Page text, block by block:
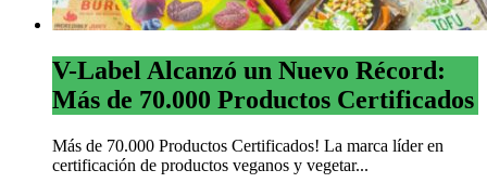
V-Label Alcanzó un Nuevo Récord:
Más de 70.000 Productos Certificados
Más de 70.000 Productos Certificados! La marca líder en
certificación de productos veganos y vegetar...